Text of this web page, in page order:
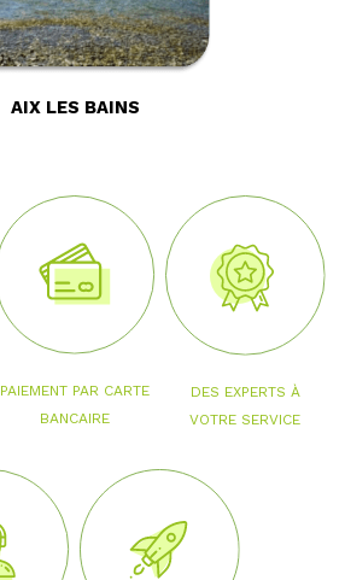
AIX LES BAINS
PAIEMENT PAR CARTE
BANCAIRE
DES EXPERTS À
VOTRE SERVICE